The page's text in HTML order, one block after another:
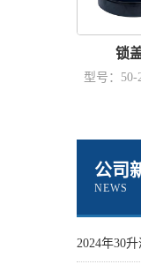
锁
型号：50-
公司
NEWS
2024年30